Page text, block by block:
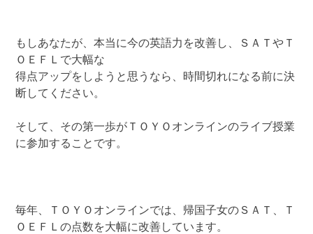
もしあなたが、本当に今の英語力を改善し、ＳＡＴやＴ
ＯＥＦＬで大幅な
得点アップをしようと思うなら、時間切れになる前に決
断してください。
そして、その第一歩がＴＯＹＯオンラインのライブ授業
に参加することです。
毎年、ＴＯＹＯオンラインでは、帰国子女のＳＡＴ、Ｔ
ＯＥＦＬの点数を大幅に改善しています。